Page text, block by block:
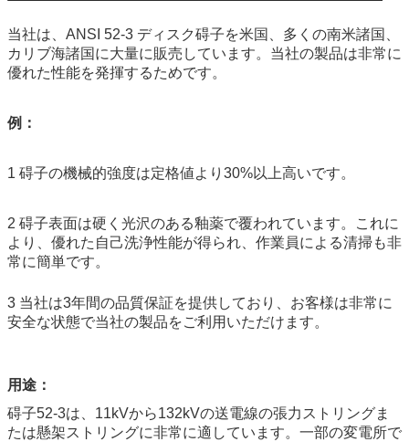
当社は、ANSI 52-3 ディスク碍子を米国、多くの南米諸国、
カリブ海諸国に大量に販売しています。当社の製品は非常に
優れた性能を発揮するためです。
例：
1 碍子の機械的強度は定格値より30%以上高いです。
2 碍子表面は硬く光沢のある釉薬で覆われています。これに
より、優れた自己洗浄性能が得られ、作業員による清掃も非
常に簡単です。
3 当社は3年間の品質保証を提供しており、お客様は非常に
安全な状態で当社の製品をご利用いただけます。
用途：
碍子52-3は、11kVから132kVの送電線の張力ストリングま
たは懸架ストリングに非常に適しています。一部の変電所で